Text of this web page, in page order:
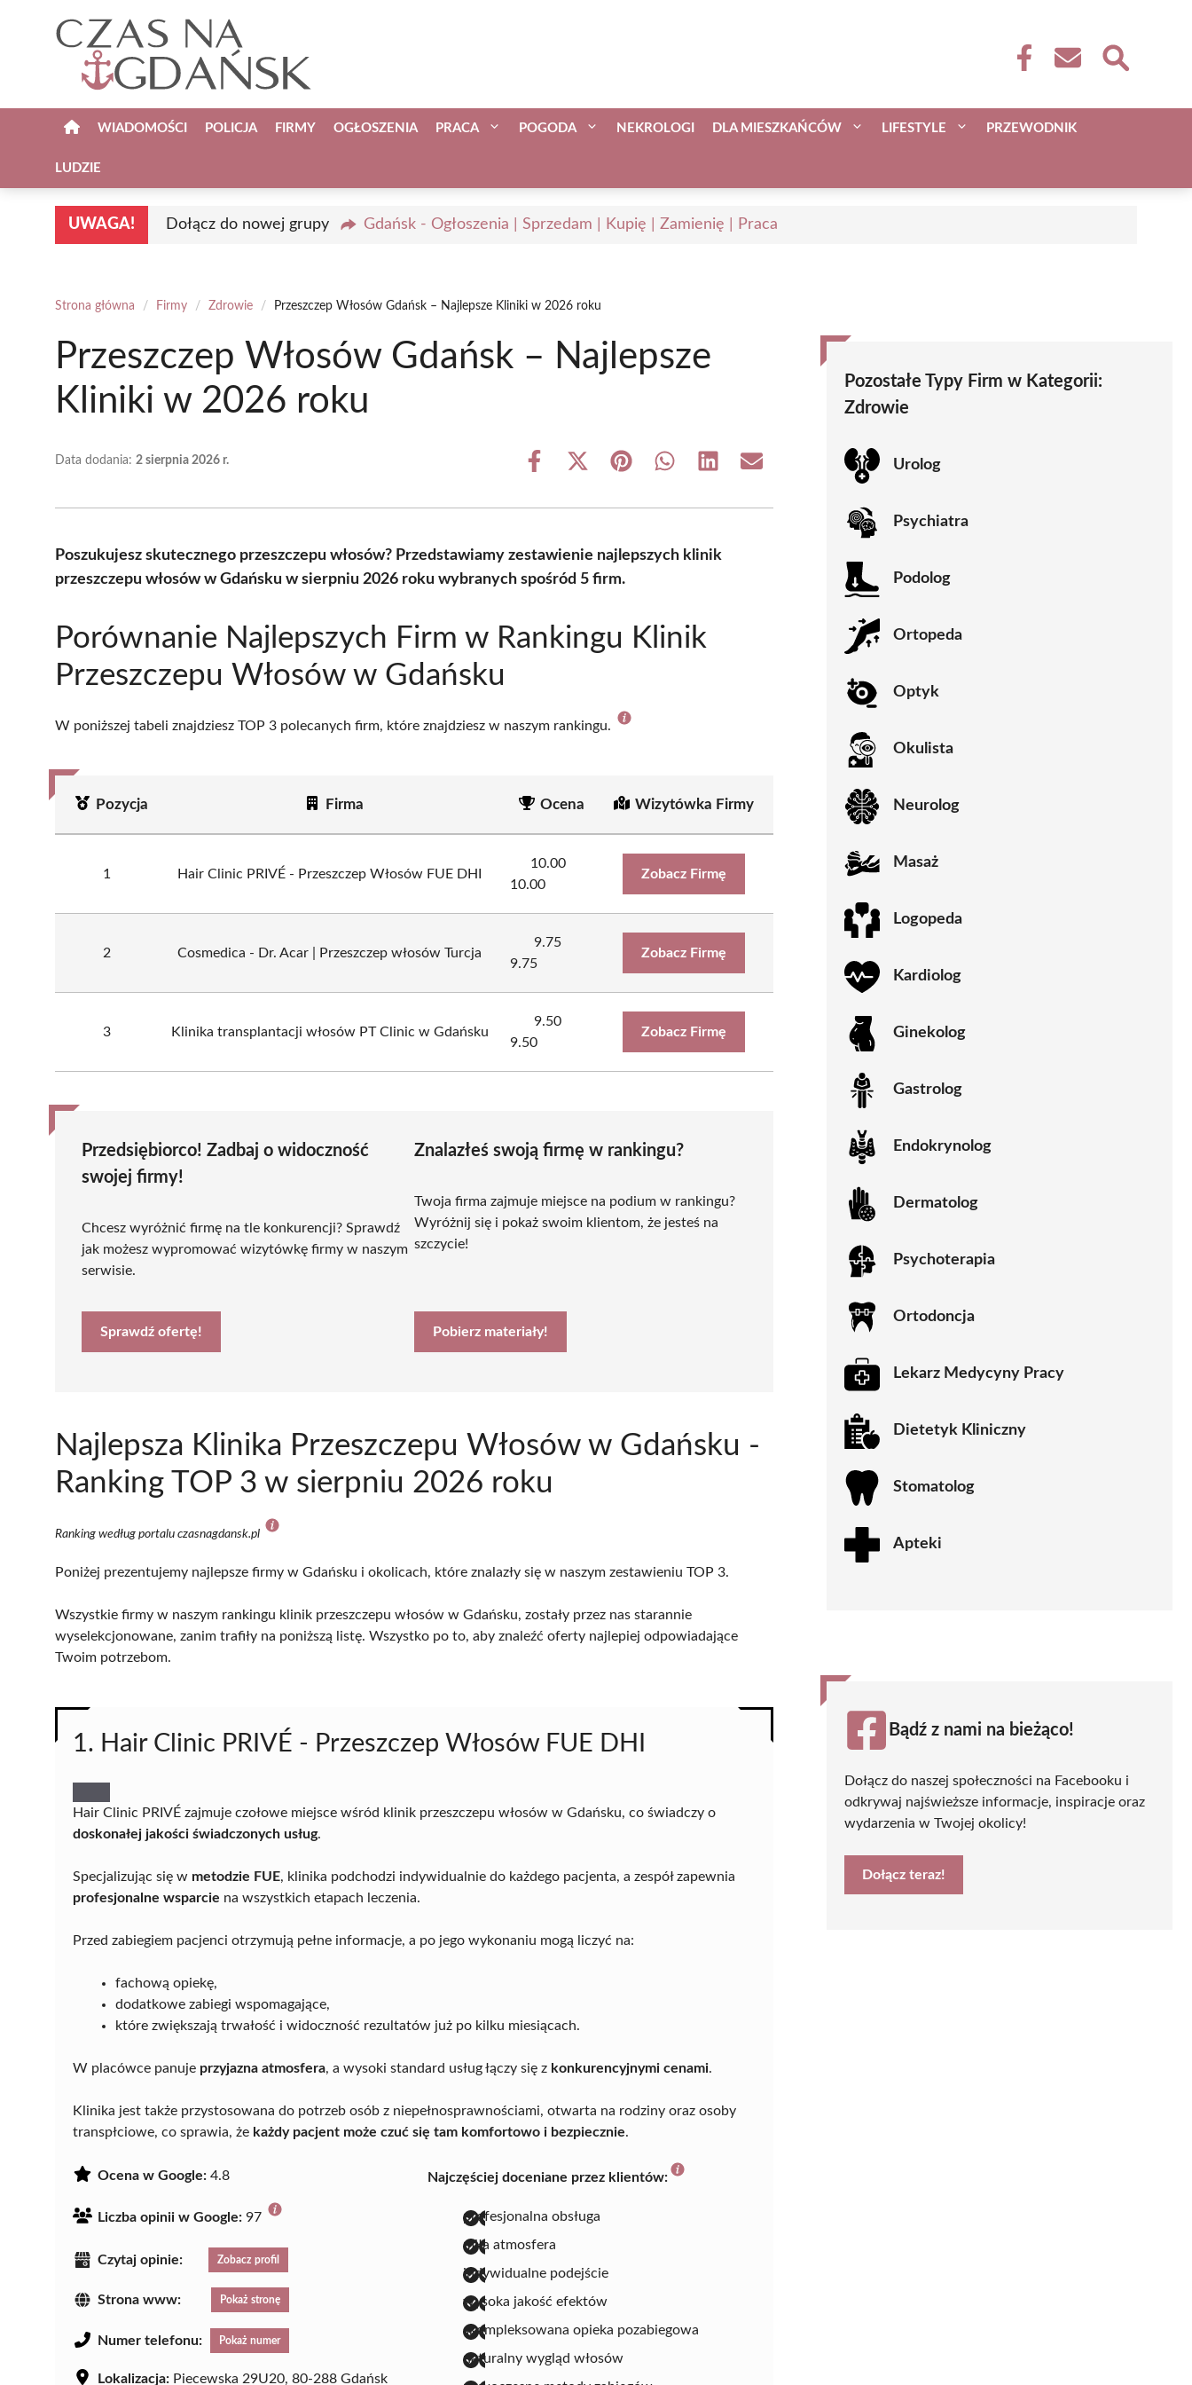
WIADOMOŚCI POLICJA FIRMY OGŁOSZENIA PRACA POGODA NEKROLOGI DLA MIESZKAŃCÓW LIFESTYLE PRZEWODNIK
LUDZIE
UWAGA! Dołącz do nowej grupy Gdańsk - Ogłoszenia | Sprzedam | Kupię | Zamienię | Praca
Strona główna / Firmy / Zdrowie / Przeszczep Włosów Gdańsk – Najlepsze Kliniki w 2026 roku
Przeszczep Włosów Gdańsk – Najlepsze
Kliniki w 2026 roku
Data dodania: 2 sierpnia 2026 r.
Share
Share
(Twitter)
Share Share Share Share
Poszukujesz skutecznego przeszczepu włosów? Przedstawiamy zestawienie najlepszych klinik
przeszczepu włosów w Gdańsku w sierpniu 2026 roku wybranych spośród 5 firm.
Porównanie Najlepszych Firm w Rankingu Klinik
Przeszczepu Włosów w Gdańsku
W poniższej tabeli znajdziesz TOP 3 polecanych firm, które znajdziesz w naszym rankingu.
Pozycja Firma Ocena Wizytówka Firmy
1 Hair Clinic PRIVÉ - Przeszczep Włosów FUE DHI
10.00
10.00
Zobacz Firmę
2 Cosmedica - Dr. Acar | Przeszczep włosów Turcja
9.75
9.75
Zobacz Firmę
3 Klinika transplantacji włosów PT Clinic w Gdańsku
9.50
9.50
Zobacz Firmę
Przedsiębiorco! Zadbaj o widoczność
swojej firmy!
Chcesz wyróżnić firmę na tle konkurencji? Sprawdź
jak możesz wypromować wizytówkę firmy w naszym
serwisie.
Sprawdź ofertę!
Znalazłeś swoją firmę w rankingu?
Twoja firma zajmuje miejsce na podium w rankingu?
Wyróżnij się i pokaż swoim klientom, że jesteś na
szczycie!
Pobierz materiały!
Najlepsza Klinika Przeszczepu Włosów w Gdańsku -
Ranking TOP 3 w sierpniu 2026 roku
Ranking według portalu czasnagdansk.pl
Poniżej prezentujemy najlepsze firmy w Gdańsku i okolicach, które znalazły się w naszym zestawieniu TOP 3.
Wszystkie firmy w naszym rankingu klinik przeszczepu włosów w Gdańsku, zostały przez nas starannie
wyselekcjonowane, zanim trafiły na poniższą listę. Wszystko po to, aby znaleźć oferty najlepiej odpowiadające
Twoim potrzebom.
1. Hair Clinic PRIVÉ - Przeszczep Włosów FUE DHI
Hair Clinic PRIVÉ zajmuje czołowe miejsce wśród klinik przeszczepu włosów w Gdańsku, co świadczy o
doskonałej jakości świadczonych usług.
Specjalizując się w metodzie FUE, klinika podchodzi indywidualnie do każdego pacjenta, a zespół zapewnia
profesjonalne wsparcie na wszystkich etapach leczenia.
Przed zabiegiem pacjenci otrzymują pełne informacje, a po jego wykonaniu mogą liczyć na:
fachową opiekę,
dodatkowe zabiegi wspomagające,
które zwiększają trwałość i widoczność rezultatów już po kilku miesiącach.
W placówce panuje przyjazna atmosfera, a wysoki standard usług łączy się z konkurencyjnymi cenami.
Klinika jest także przystosowana do potrzeb osób z niepełnosprawnościami, otwarta na rodziny oraz osoby
transpłciowe, co sprawia, że każdy pacjent może czuć się tam komfortowo i bezpiecznie.
Ocena w Google: 4.8
Liczba opinii w Google: 97
Czytaj opinie: Zobacz profil
Strona www: Pokaż stronę
Numer telefonu: Pokaż numer
Lokalizacja: Piecewska 29U20, 80-288 Gdańsk
Najczęściej doceniane przez klientów:
profesjonalna obsługa
miła atmosfera
indywidualne podejście
wysoka jakość efektów
skompleksowana opieka pozabiegowa
naturalny wygląd włosów
Pozostałe Typy Firm w Kategorii:
Zdrowie
Urolog
Psychiatra
Podolog
Ortopeda
Optyk
Okulista
Neurolog
Masaż
Logopeda
Kardiolog
Ginekolog
Gastrolog
Endokrynolog
Dermatolog
Psychoterapia
Ortodoncja
Lekarz Medycyny Pracy
Dietetyk Kliniczny
Stomatolog
Apteki
Bądź z nami na bieżąco!
Dołącz do naszej społeczności na Facebooku i
odkrywaj najświeższe informacje, inspiracje oraz
wydarzenia w Twojej okolicy!
Dołącz teraz!